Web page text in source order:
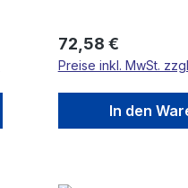
Regulärer Preis:
72,58 €
Preise inkl. MwSt.
In den